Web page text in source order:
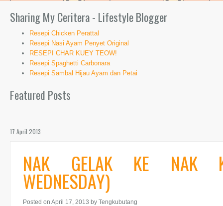
Sharing My Ceritera - Lifestyle Blogger
Resepi Chicken Perattal
Resepi Nasi Ayam Penyet Original
RESEPI CHAR KUEY TEOW!
Resepi Spaghetti Carbonara
Resepi Sambal Hijau Ayam dan Petai
Featured Posts
17 April 2013
NAK GELAK KE NAK
WEDNESDAY)
Posted on April 17, 2013 by Tengkubutang